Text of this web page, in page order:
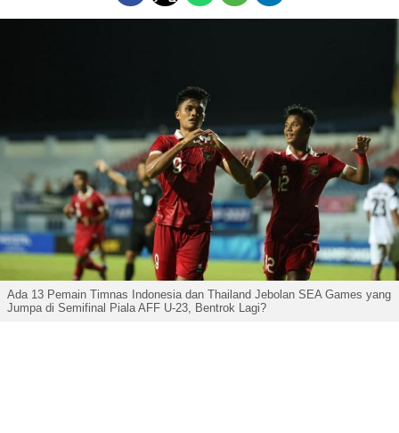
Ada 13 Pemain Timnas Indonesia dan Thailand Jebolan SEA Games yang
Jumpa di Semifinal Piala AFF U-23, Bentrok Lagi?